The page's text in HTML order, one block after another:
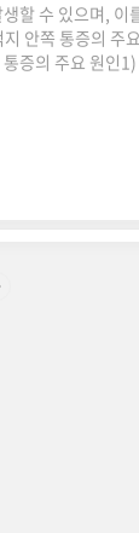
할 수 있으며, 이
안쪽 통증의 주
증의 주요 원인
와 허벅지 안쪽
나거나 손상된 상
통증, 다리 벌..